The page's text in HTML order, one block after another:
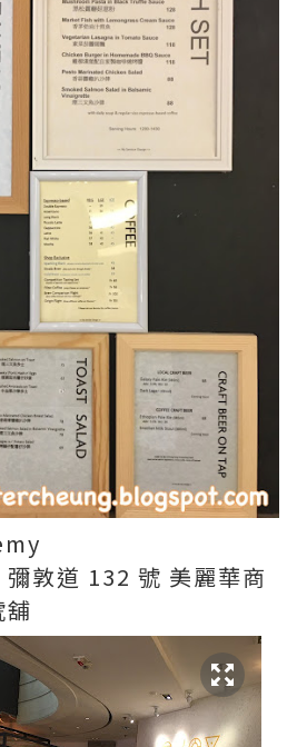
敦道 132 號 美麗華商